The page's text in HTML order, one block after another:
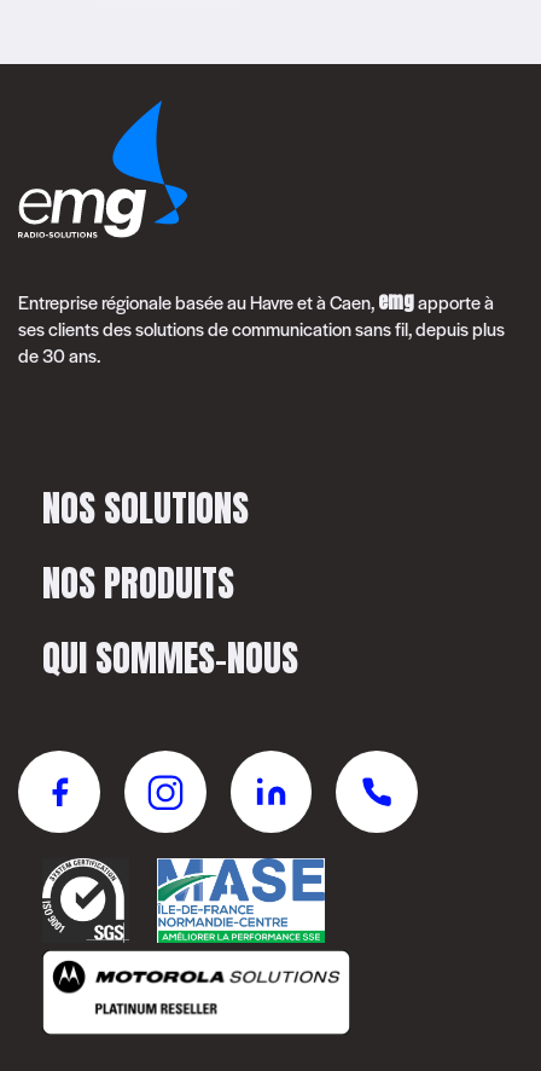
Entreprise régionale basée au Havre et à Caen,emgapporte à
ses clients des solutions de communication sans fil, depuis plus
de 30 ans.
NOS SOLUTIONS
NOS PRODUITS
QUI SOMMES-NOUS